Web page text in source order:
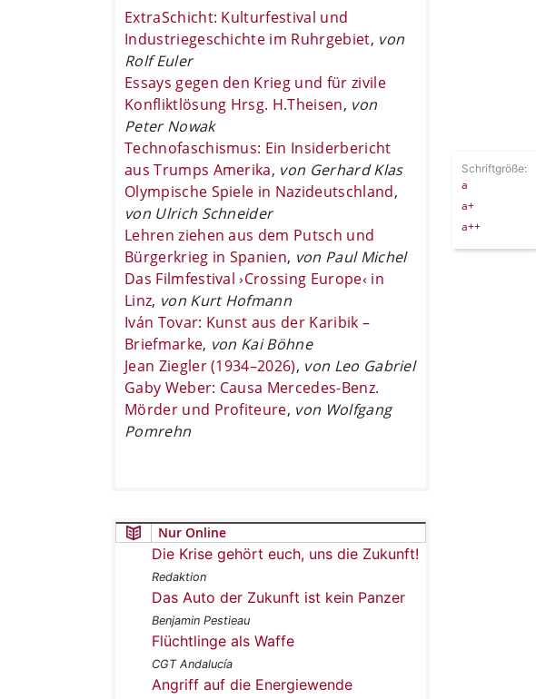
ExtraSchicht: Kulturfestival und
Industriegeschichte im Ruhrgebiet, von
Rolf Euler
Essays gegen den Krieg und für zivile
Konfliktlösung Hrsg. H.Theisen, von
Peter Nowak
Technofaschismus: Ein Insiderbericht
aus Trumps Amerika, von Gerhard Klas
Olympische Spiele in Nazideutschland,
von Ulrich Schneider
Lehren ziehen aus dem Putsch und
Bürgerkrieg in Spanien, von Paul Michel
Das Filmfestival ›Crossing Europe‹ in
Linz, von Kurt Hofmann
Iván Tovar: Kunst aus der Karibik –
Briefmarke, von Kai Böhne
Jean Ziegler (1934–2026), von Leo Gabriel
Gaby Weber: Causa Mercedes-Benz.
Mörder und Profiteure, von Wolfgang
Pomrehn
Nur Online
Die Krise gehört euch, uns die Zukunft!
Redaktion
Das Auto der Zukunft ist kein Panzer
Benjamin Pestieau
Flüchtlinge als Waffe
CGT Andalucía
Angriff auf die Energiewende
Schriftgröße:
a
a+
a++